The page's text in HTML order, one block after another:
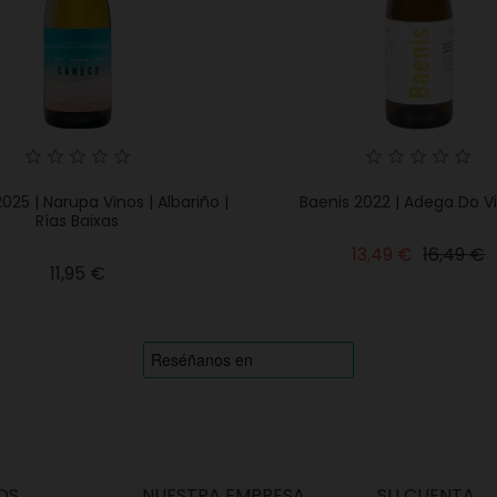
| Narupa Vinos | Albariño |
Rías Baixas
11,95 €
Baenis 2022 | Adega Do
13,49 € Precio
16,49 €